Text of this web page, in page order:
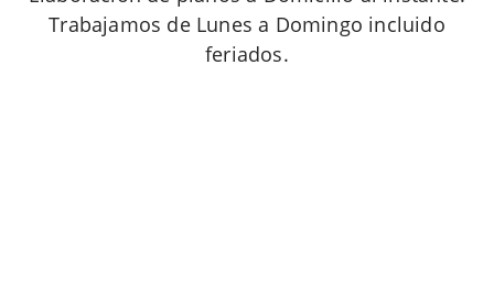
Trabajamos de Lunes a Domingo incluido
feriados.